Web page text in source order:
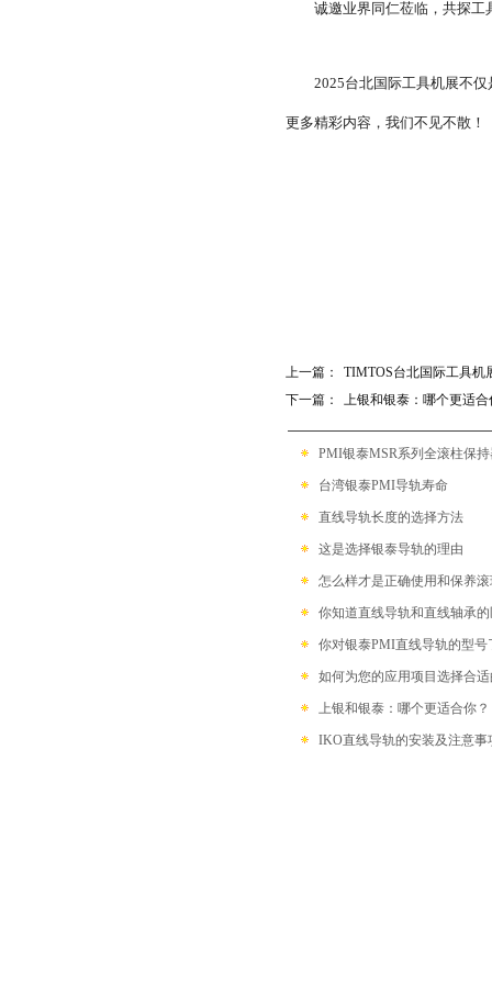
诚邀业界同仁莅临，共探工
2025台北国际工具机展不
更多精彩内容，我们不见不散！
上一篇：
TIMTOS台北国际工具机
下一篇：
上银和银泰：哪个更适合
PMI银泰MSR系列全滚柱保
台湾银泰PMI导轨寿命
直线导轨长度的选择方法
这是选择银泰导轨的理由
怎么样才是正确使用和保养
你知道直线导轨和直线轴承
你对银泰PMI直线导轨的型号
如何为您的应用项目选择合
上银和银泰：哪个更适合你？
IKO直线导轨的安装及注意事